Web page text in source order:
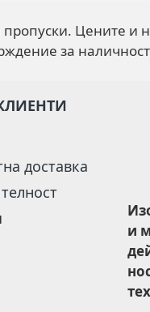
Цените и
за
доставка
и